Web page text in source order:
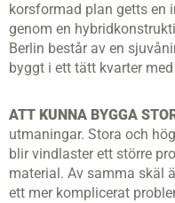
korsformad plan getts en
genom en
Berlin består av en
byggt i ett tätt kvarter
ATT KUNNA BYGGA
utmaningar. Stora och
blir vindlaster ett större
material. Av samma skäl
ett mer komplicerat